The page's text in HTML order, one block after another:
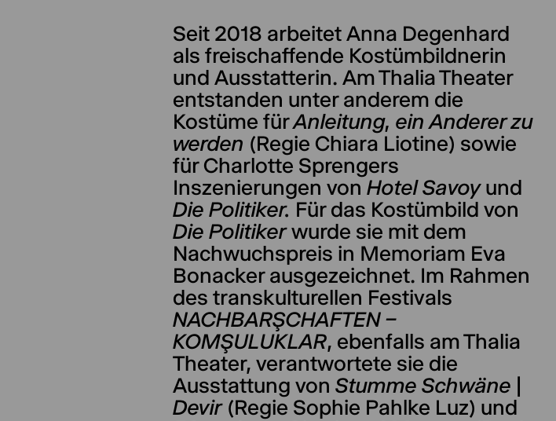
Seit 2018 arbeitet Anna Degenhard
als freischaffende Kostümbildnerin
und Ausstatterin. Am Thalia Theater
entstanden unter anderem die
Kostüme fürAnleitung, ein Anderer zu
werden (Regie Chiara Liotine) sowie
für Charlotte Sprengers
Inszenierungen von Hotel Savoyund
Die Politiker. Für das Kostümbild von
Die Politikerwurde sie mit dem
Nachwuchspreis in Memoriam Eva
Bonacker ausgezeichnet. Im Rahmen
des transkulturellen Festivals
NACHBARŞCHAFTEN –
KOMŞULUKLAR, ebenfalls am Thalia
Theater, verantwortete sie die
Ausstattung von Stumme Schwäne |
Devir(Regie Sophie Pahlke Luz) und